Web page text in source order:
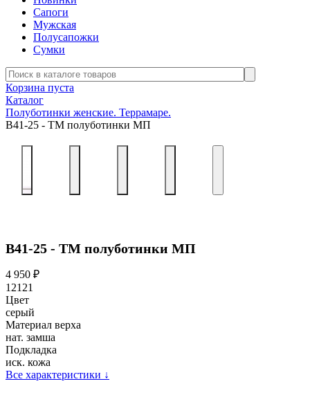
Сапоги
Мужская
Полусапожки
Сумки
Корзина пуста
Каталог
Полуботинки женские. Террамаре.
В41-25 - ТМ полуботинки МП
В41-25 - ТМ полуботинки МП
4 950 ₽
12121
Цвет
серый
Материал верха
нат. замша
Подкладка
иск. кожа
Все характеристики ↓